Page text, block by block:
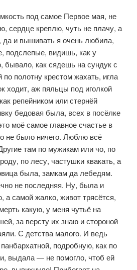
под самое Первое мая, не
сердце креплю, чуть не плачу, а
да и вышивать я очень любила,
подслепые, видишь, как у
бывало, как сядешь на сундук с
по полот­ну крестом жахать, игла
ходит, аж пяльцы под игол­кой
репейником или стернёй
бедовая была, всех в посёлке
моё самое главное счастье в
не было ничего. Люблю всё
там по мужикам или чо, по
по лесу, ча­стушки квакать, а
была, замкам да лебедям.
не последняя. Ну, была и
самой жал­ко, живот трясётся,
какую, у меня чутьё на
за версту их знаю и стороной
С детства малого. И ведь
подробную, как по
выдала — не помогло, чтоб ей